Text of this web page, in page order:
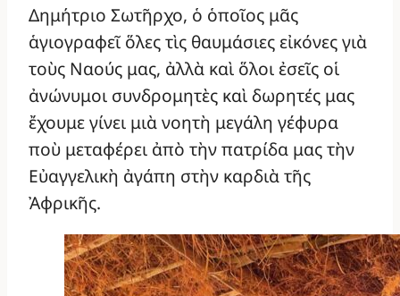
Δημήτριο Σωτῆρχο, ὁ ὁποῖος μᾶς
ἁγιογραφεῖ ὅλες τὶς θαυμάσιες εἰκόνες γιὰ
τοὺς Ναούς μας, ἀλλὰ καὶ ὅλοι ἐσεῖς οἱ
ἀνώνυμοι συνδρομητὲς καὶ δωρητές μας
ἔχουμε γίνει μιὰ νοητὴ μεγάλη γέφυρα
ποὺ μεταφέρει ἀπὸ τὴν πατρίδα μας τὴν
Εὐαγγελικὴ ἀγάπη στὴν καρδιὰ τῆς
Ἀφρικῆς.